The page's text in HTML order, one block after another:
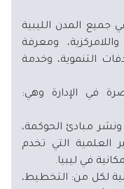
جميع المدن الليبية
ومعرفة
التنموية، وخدمة
في الإدارة وهي:
ونشر مبادئ الحوكمة،
العلمية التي تخدم
في ليبيا.
لكل من: التخطيط،